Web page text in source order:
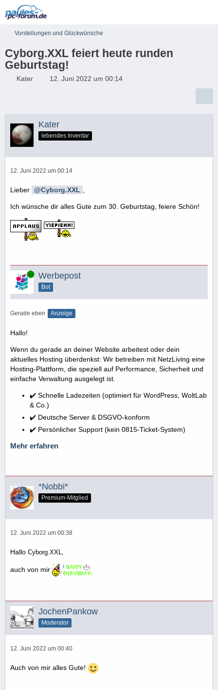
Vorstellungen und Glückwünsche
Cyborg.XXL feiert heute runden
Geburtstag!
Kater 12. Juni 2022 um 00:14
Kater
lebendes Inventar
12. Juni 2022 um 00:14
Lieber Cyborg.XXL
Ich wünsche dir alles Gute zum 30. Geburtstag, feiere Schön!
Online Werbepost
Bot
Gerade eben Anzeige
Hallo!
Wenn du gerade an deiner Website arbeitest oder dein
aktuelles Hosting überdenkst: Wir betreiben mit NetzLiving eine
Hosting-Plattform, die speziell auf Performance, Sicherheit und
einfache Verwaltung ausgelegt ist.
✔️ Schnelle Ladezeiten (optimiert für WordPress, WoltLab
& Co.)
✔️ Deutsche Server & DSGVO-konform
✔️ Persönlicher Support (kein 0815-Ticket-System)
Mehr erfahren
*Nobbi*
Premium-Mitglied
12. Juni 2022 um 00:38
Hallo Cyborg.XXL,
auch von mir
JochenPankow
Moderator
12. Juni 2022 um 00:40
Auch von mir alles Gute!